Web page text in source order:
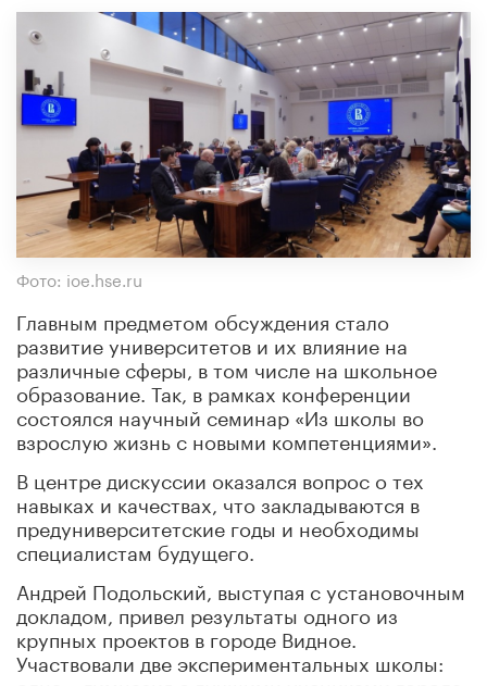
Фото: ioe.hse.ru
Главным предметом обсуждения стало
развитие университетов и их влияние на
различные сферы, в том числе на школьное
образование. Так, в рамках конференции
состоялся научный семинар «Из школы во
взрослую жизнь с новыми компетенциями».
В центре дискуссии оказался вопрос о тех
навыках и качествах, что закладываются в
предуниверситетские годы и необходимы
специалистам будущего.
Андрей Подольский, выступая с установочным
докладом, привел результаты одного из
крупных проектов в городе Видное.
Участвовали две экспериментальных школы: